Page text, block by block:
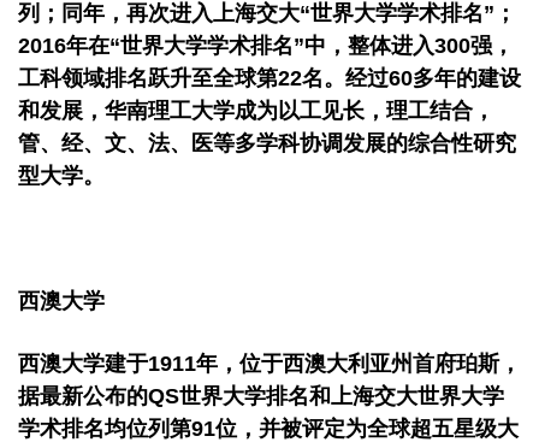
列；同年，再次进入上海交大“世界大学学术排名”；
2016年在“世界大学学术排名”中，整体进入300强，
工科领域排名跃升至全球第22名。经过60多年的建设
和发展，华南理工大学成为以工见长，理工结合，
管、经、文、法、医等多学科协调发展的综合性研究
型大学。
西澳大学
西澳大学建于1911年，位于西澳大利亚州首府珀斯，
据最新公布的QS世界大学排名和上海交大世界大学
学术排名均位列第91位，并被评定为全球超五星级大